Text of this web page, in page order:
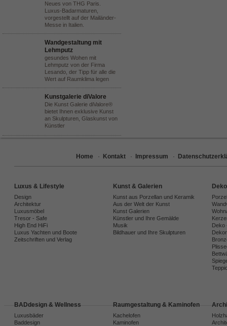
Neues von THG Paris.
Luxus-Badarmaturen,
vorgestellt auf der Mailänder-
Messe in Italien.
Wandgestaltung mit
Lehmputz
gesundes Wohen mit
Lehmputz von der Firma
Lesando, der Tipp für alle die
Wert auf Raumklima legen
Kunstgalerie diValore
Die Kunst Galerie diValore®
bietet Ihnen exklusive Kunst
an Skulpturen, Glaskunst von
Künstler
Home · Kontakt · Impressum ·
Luxus & Lifestyle
Design
Architektur
Luxusmöbel
Tresor - Safe
High End HiFi
Luxus Yachten und Boote
Zeitschriften und Verlag
Kunst & Galerien
Kunst aus Porzellan und Keramik
Aus der Welt der Kunst
Kunst Galerien
Künstler und Ihre Gemälde
Musik
Bildhauer und Ihre Skulpturen
Deko
BADdesign & Wellness
Luxusbäder
Baddesign
Raumgestaltung & Kaminofen
Kachelofen
Kaminofen